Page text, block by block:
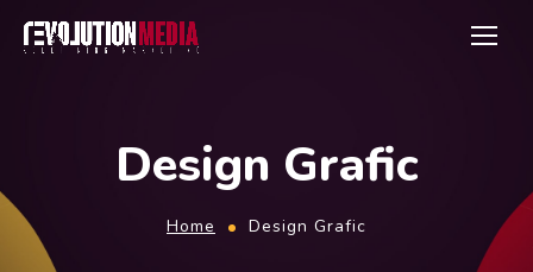
Design Grafic
Home Design Grafic